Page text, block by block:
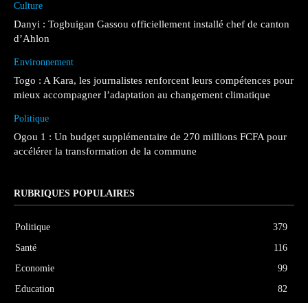
Culture
Danyi : Togbuigan Gassou officiellement installé chef de canton
d’Ahlon
Environnement
Togo : A Kara, les journalistes renforcent leurs compétences pour
mieux accompagner l’adaptation au changement climatique
Politique
Ogou 1 : Un budget supplémentaire de 270 millions FCFA pour
accélérer la transformation de la commune
RUBRIQUES POPULAIRES
Politique
379
Santé
116
Economie
99
Education
82